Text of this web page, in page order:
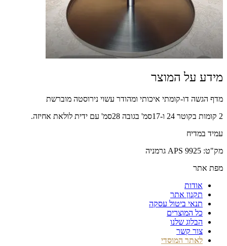
מידע על המוצר
מדף הגשה דו-קומתי איכותי ומהודר עשוי נירוסטה מוברשת
2 קומות בקוטר 24 ו-17סמ' בגובה 28סמ' עם ידית לולאת אחיזה.
עמיד במדיח
מק"ט: 9925 APS גרמניה
מפת אתר
אודות
תקנון אתר
תנאי ביטול עסקה
כל המוצרים
הבלוג שלנו
צור קשר
לאתר המוסדי